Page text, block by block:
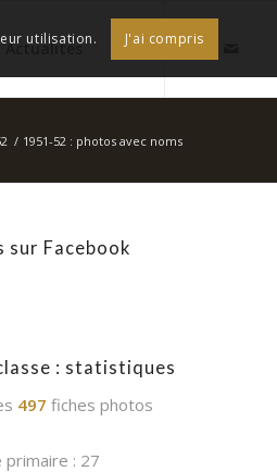
Actualités
/ 1951-52 : photos avec noms
sur Facebook
: statistiques
497 fiches photos
primaire : 27
utilisation. J'ai compris